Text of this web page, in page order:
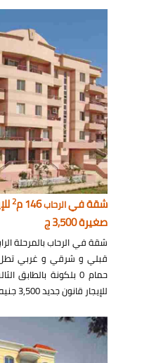
شقة فيالرحاب146 م 2
صغيرة 3,500 ج
شقة في الرحاب بالمرحلة
حمام 0 بلكونة
للإيجار قانون جديد 3,500 جنيه